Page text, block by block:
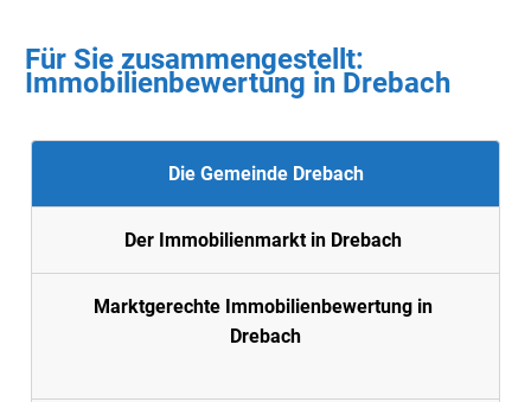
Für Sie zusammengestellt :
Immobilienbewertung in Drebach
Die Gemeinde Drebach
Der Immobilienmarkt in Drebach
Marktgerechte Immobilienbewertung in
Drebach